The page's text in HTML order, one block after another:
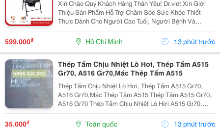
Xin Chào Quý Khách Hàng Thân Yêu! Dr.viet Xin Giới
Thiệu Sản Phẩm Hỗ Trợ Chăm Sóc Sức Khỏe Thiết
Thực Dành Cho Người Cao Tuổi, Người Bệnh Và
Người Hạn Chế Vận Động &Ndash; Ghế Bô Gbm-022.
Ghế Bô Gbm-022 Được Thiết Kế Với Khung Thép Hợp
Kim Sơn...
599.000₫ Hồ Chí Minh 13 phút trước
Thép Tấm Chịu Nhiệt Lò Hơi, Thép Tấm A515
Gr70, A516 Gr70,Mác Thép Tấm A515
Thép Tấm Chịu Nhiệt Lò Hơi, Thép Tấm A515 Gr70,
A516 Gr70,Mác Thép Tấm A515 Thép Tấm A515 Gr70,
A516 Gr70 Thép Tấm Chịu Nhiệt Lò Hơi A515 Gr70,
A516 Gr70,20Mm,25Mm Thép Tấm Lò Hơi A515 Gr70
Là Loại Thép Hợp Kim Carbon-Silicon Chất Lượng
35.000₫ Toàn quốc 13 phút trước